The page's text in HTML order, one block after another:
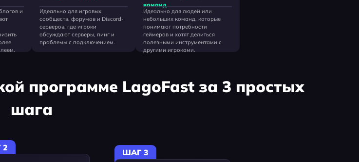
и
Идеально для игровых
сообществ, форумов и Discord-
серверов, где игроки
обсуждают серверы, пинг и
проблемы с подключением.
команд
Идеально для людей или
небольших команд, которые
понимают потребности
геймеров и хотят делиться
полезными инструментами с
другими игроками.
программе LagoFast за 3 простых
шага
2
ШАГ 3